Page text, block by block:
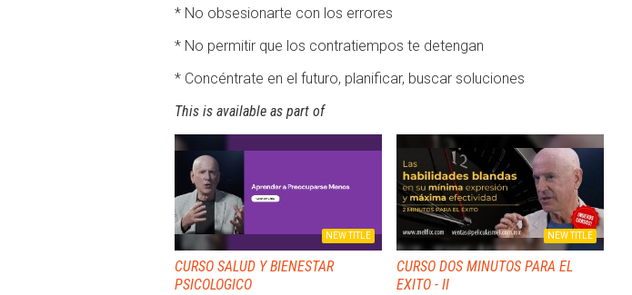
* No obsesionarte con los errores
* No permitir que los contratiempos te detengan
* Concéntrate en el futuro, planificar, buscar soluciones
This is available as part of
CURSO SALUD Y BIENESTAR
PSICOLOGICO
NEW TITLE
CURSO DOS MINUTOS PARA EL
EXITO - II
NEW TITLE